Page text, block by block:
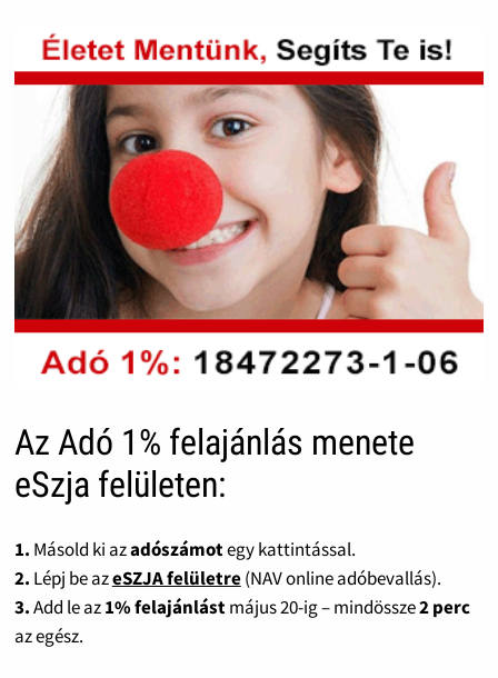
Az Adó 1% felajánlás menete
eSzja felületen:
1. Másold ki azadószámotegy kattintással.
2. Lépj be azeSZJA felületre(NAV online adóbevallás).
3.Add le az1% felajánlástmájus 20-ig – mindössze2 perc
az egész.